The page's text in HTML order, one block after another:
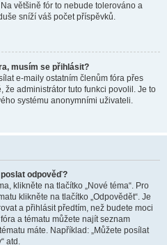
většině fór to nebude tolerováno a
sníží váš počet příspěvků.
musím se přihlásit?
e-maily ostatním členům fóra přes
že administrátor tuto funkci povolil. Je to
systému anonymními uživateli.
odpověď?
klikněte na tlačítko „Nové téma“. Pro
klikněte na tlačítko „Odpovědět“. Je
a přihlásit předtím, než budete moci
a tématu můžete najít seznam
máte. Například: „Můžete posílat
atd.